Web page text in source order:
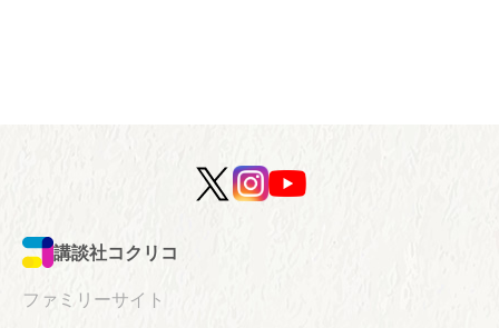
講談社コクリコ
ファミリーサイト